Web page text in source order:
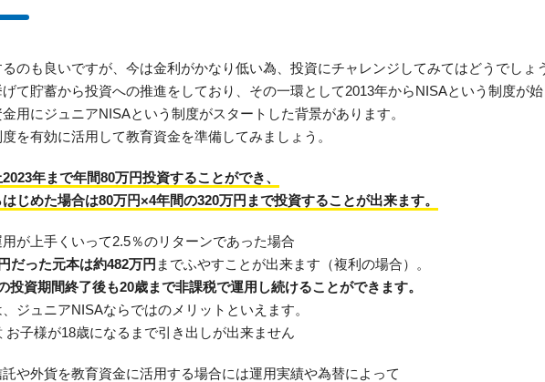
るのも良いですが、今は金利がかなり低い為、投資にチャレンジしてみてはどうでしょ
げて貯蓄から投資への推進をしており、その一環として2013年からNISAという制度が
用にジュニアNISAという制度がスタートした背景があります。
度を有効に活用して教育資金を準備してみましょう。
年まで年間80万円投資することができ、
じめた場合は80万円×4年間の320万円まで投資することが出来ます。
が上手くいって2.5％のリターンであった場合
だった元本は約482万円 までふやすことが出来ます（複利の場合）。
投資期間終了後も20歳まで非課税で運用し続けることができます。
、ジュニアNISAならではのメリットといえます。
子様が18歳になるまで引き出しが出来ません
や外貨を教育資金に活用する場合には運用実績や為替によって